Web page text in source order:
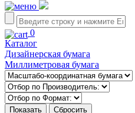
0
Каталог
Дизайнерская бумага
Миллиметровая бумага